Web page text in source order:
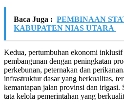
Baca Juga : PEMBINAAN
KABUPATEN NIAS UTARA
Kedua, pertumbuhan ekonomi inklusif
pembangunan dengan peningkatan
perkebunan, peternakan dan
infrastruktur dasar yang berkualitas,
kemantapan jalan provinsi dan irigasi.
tata kelola pemerintahan yang